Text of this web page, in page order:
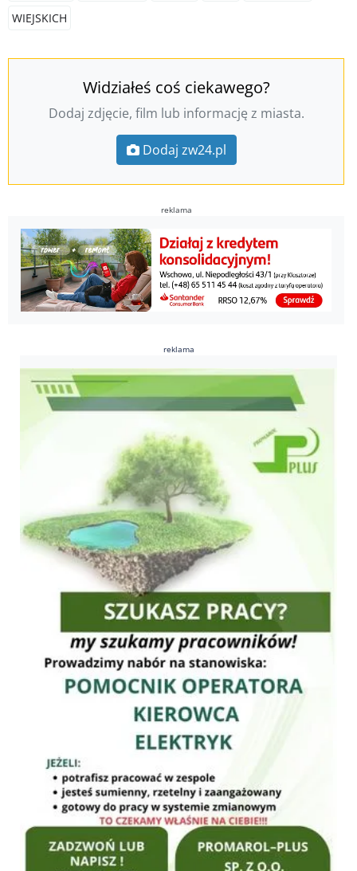
WIEJSKICH
Widziałeś coś ciekawego?
Dodaj zdjęcie, film lub informację z miasta.
Dodaj zw24.pl
reklama
reklama